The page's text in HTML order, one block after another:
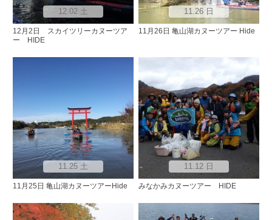
12.02 土
12月2日 スカイツリーカヌーツア
ー HIDE
11.26 日
11月26日 亀山湖カヌーツアー Hide
11.25 土
11月25日 亀山湖カヌーツアーHide
11.12 日
みなかみカヌーツアー HIDE